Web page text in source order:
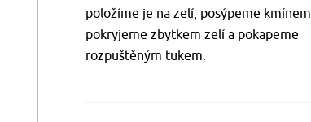
položíme je na zelí, posýpeme kmínem,
pokryjeme zbytkem zelí a pokapeme
rozpuštěným tukem.